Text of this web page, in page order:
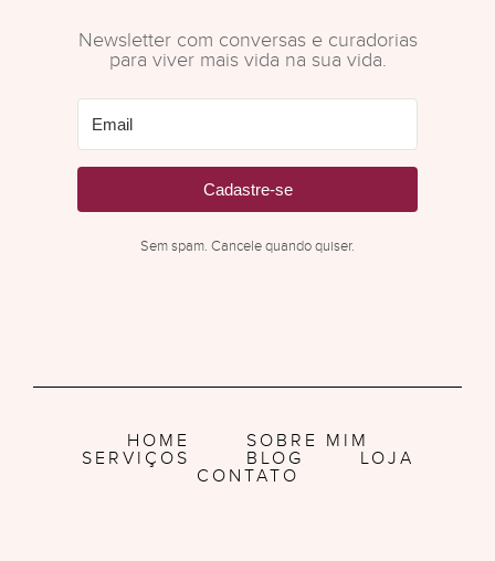
Newsletter com conversas e curadorias
para viver mais vida na sua vida.
Cadastre-se
Sem spam. Cancele quando quiser.
HOME
SOBRE MIM
SERVIÇOS
BLOG
LOJA
CONTATO